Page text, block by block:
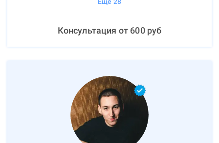
Консультация от 600руб